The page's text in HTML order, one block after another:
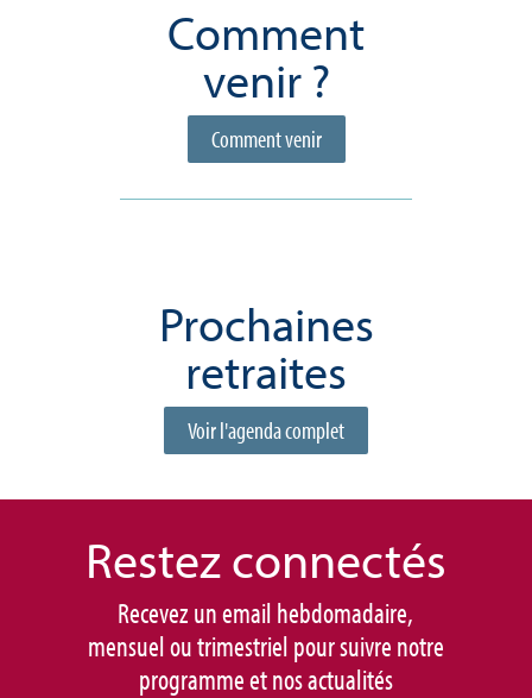
Comment
venir ?
Comment venir
Prochaines
retraites
Voir l'agenda complet
Restez connectés
Recevez un email hebdomadaire,
mensuel ou trimestriel pour suivre notre
programme et nos actualités